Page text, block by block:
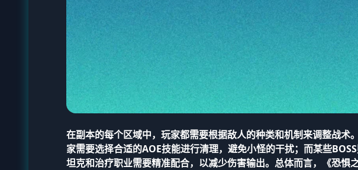
在副本的每个区域中，玩家都需要根据敌人的种类和机制来调整战术
家需要选择合适的AOE技能进行清理，避免小怪的干扰；而某些
坦克和治疗职业需要精准配合，以减少伤害输出。总体而言，《恐惧